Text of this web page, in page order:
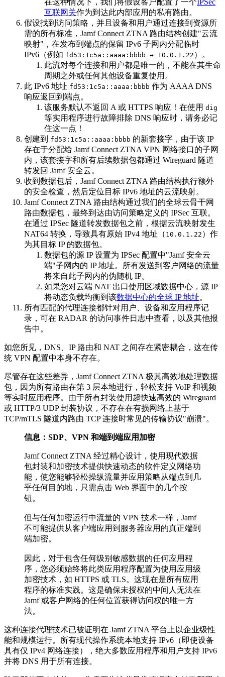
在这种情况下，我们将假设客户配置了一个IPSec
互联网关作为到达此内部应用的私有路由。
假设找到访问策略，并且设备和用户通过连接到资源所
需的所有标准，Jamf Connect ZTNA 路由结构创建"云流
映射"，在发布到端点的保留 IPv6 子网内分配临时
IPv6（例如 fd53:1c5a::aaaa:bbbb ↔ 10.0.1.22 ）。
此流对每个连接和用户都是唯一的，不能在其生命
周期之外或任何其他设备重复使用。
此 IPv6 地址 fd53:1c5a::aaaa:bbbb 作为 AAAA DNS
响应返回到端点。
该服务默认不返回 A 或 HTTPS 响应！在使用 dig
等实用程序进行故障排除 DNS 响应时，请务必记
住这一点！
创建到 fd53:1c5a::aaaa:bbbb 的新套接字，由于该 IP
存在于分配给 Jamf Connect ZTNA VPN 网络接口的子网
内，该套接字和所有后续数据包都通过 Wireguard 隧道
转发回 Jamf 安全云。
收到数据包后，Jamf Connect ZTNA 路由结构执行额外
的安全检查，然后定位目标 IPv6 地址的云流映射。
Jamf Connect ZTNA 路由结构通过我们的全球云骨干网
路由数据包，最终到达由访问策略定义的 IPSec 互联。
在通过 IPSec 隧道转发数据包之前，根据云流映射发生
NAT64 转换，导致具有原始 IPv4 地址（ 10.0.1.22 ）作
为其目标 IP 的数据包。
数据包的源 IP 设置为 IPSec 配置中"Jamf 安全云
端"子网内的 IP 地址。所有发送到客户网络的流量
将来自此子网内的伪随机 IP。
如果您对云端 NAT 出口使用区域数据中心，源 IP
将动态负载均衡到该数据中心的全球 IP 地址。
所有匹配的代理连接都针对用户、设备和应用程序记
录，可在 RADAR 的访问事件日志中查看，以及其他报
告中。
如您所见，DNS、IP 路由和 NAT 之间存在紧密耦合，这在传
统 VPN 配置中本身不存在。
尽管存在这些差异，Jamf Connect ZTNA 极其高效地处理数据
包，因为所有路由在第 3 层本地进行，轻松支持 VoIP 和视频
等实时应用程序。由于所有封装使用超快速高效的 Wireguard
或 HTTP/3 UDP 封装协议，不存在在有损网络上基于
TCP/mTLS 隧道内路由 TCP 连接时常见的传输协议"崩溃"。
信息：SDP、VPN 和端到端应用加密
Jamf Connect ZTNA 经过精心设计，使用现代数据
包封装和加密技术提供快速动态的软件定义网络功
能，使您能够轻松操纵流量并应用策略从端点到几
乎任何目的地，只需点击 Web 界面中的几个按
钮。
但与任何加密运行中流量的 VPN 技术一样，Jamf
不可能提供从客户端应用到服务器应用的真正端到
端加密。
因此，对于包含任何级别敏感数据的任何应用程
序，您必须始终将此类应用程序配置为使用应用级
加密技术，如 HTTPS 或 TLS。这现在是所有应用
程序的标准实践。这是确保未授权的中间人无法在
Jamf 或客户网络的任何位置获得访问权的唯一方
法。
这种连接代理技术已被证明在 Jamf ZTNA 平台上以企业级性
能和规模运行。所有现代操作系统本地支持 IPv6（即使设备
具有仅 IPv4 网络连接），绝大多数应用程序和用户支持 IPv6
并将 DNS 用于所有连接。